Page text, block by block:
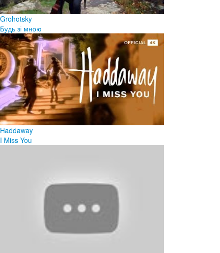
Grohotsky
Будь зі мною
Haddaway
I Miss You